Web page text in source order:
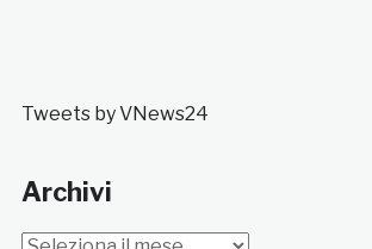
Tweets by VNews24
Archivi